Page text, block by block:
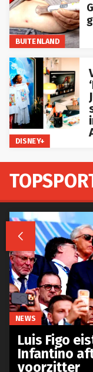
BUITENLAND
DISNEY+

NEWS
Luis Figo
Infantino
voorzitter